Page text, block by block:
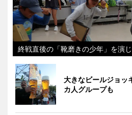
終戦直後の「靴磨きの少年」を演
大きなビールジョッ
カ人グループも